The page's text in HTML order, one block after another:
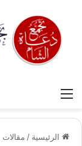
القائمة
الرئيسية / مقالات